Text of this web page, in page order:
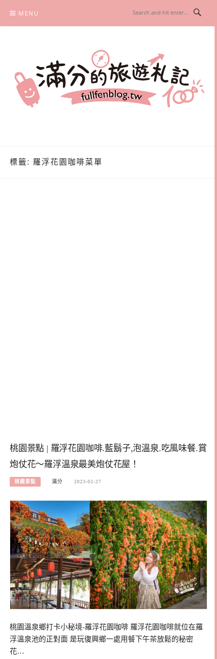
content
MENU
標籤: 羅浮花園咖啡菜單
桃園景點 | 羅浮花園咖啡.藍鬍子,泡溫泉.吃風味餐.賞
炮仗花～羅浮溫泉最美炮仗花屋！
桃園景點 滿分 2023-02-27
桃園溫泉鄉打卡小秘境-羅浮花園咖啡 羅浮花園咖啡就位在羅
浮溫泉池的正對面 是玩復興鄉一處用餐下午茶放鬆的秘密
花…